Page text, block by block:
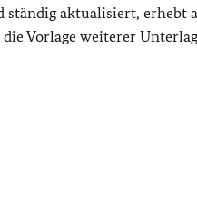
ständig aktualisiert, erhebt
Vorlage weiterer